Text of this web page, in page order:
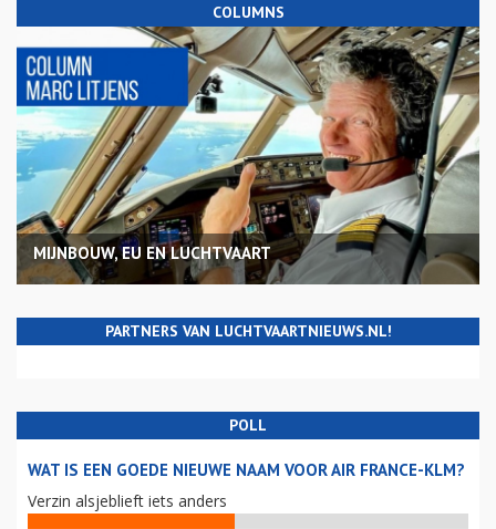
COLUMNS
MIJNBOUW, EU EN LUCHTVAART
PARTNERS VAN LUCHTVAARTNIEUWS.NL!
POLL
WAT IS EEN GOEDE NIEUWE NAAM VOOR AIR FRANCE-KLM?
Verzin alsjeblieft iets anders